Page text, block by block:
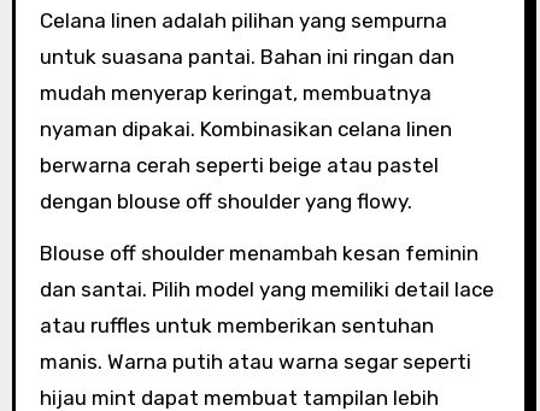
Celana linen adalah pilihan yang sempurna
untuk suasana pantai. Bahan ini ringan dan
mudah menyerap keringat, membuatnya
nyaman dipakai. Kombinasikan celana linen
berwarna cerah seperti beige atau pastel
dengan blouse off shoulder yang flowy.
Blouse off shoulder menambah kesan feminin
dan santai. Pilih model yang memiliki detail lace
atau ruffles untuk memberikan sentuhan
manis. Warna putih atau warna segar seperti
hijau mint dapat membuat tampilan lebih